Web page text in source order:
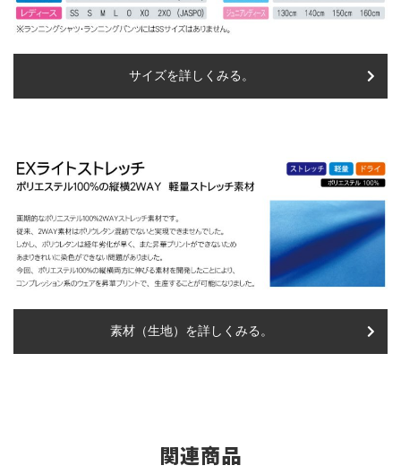
サイズを詳しくみる。
素材（生地）を詳しくみる。
関連商品